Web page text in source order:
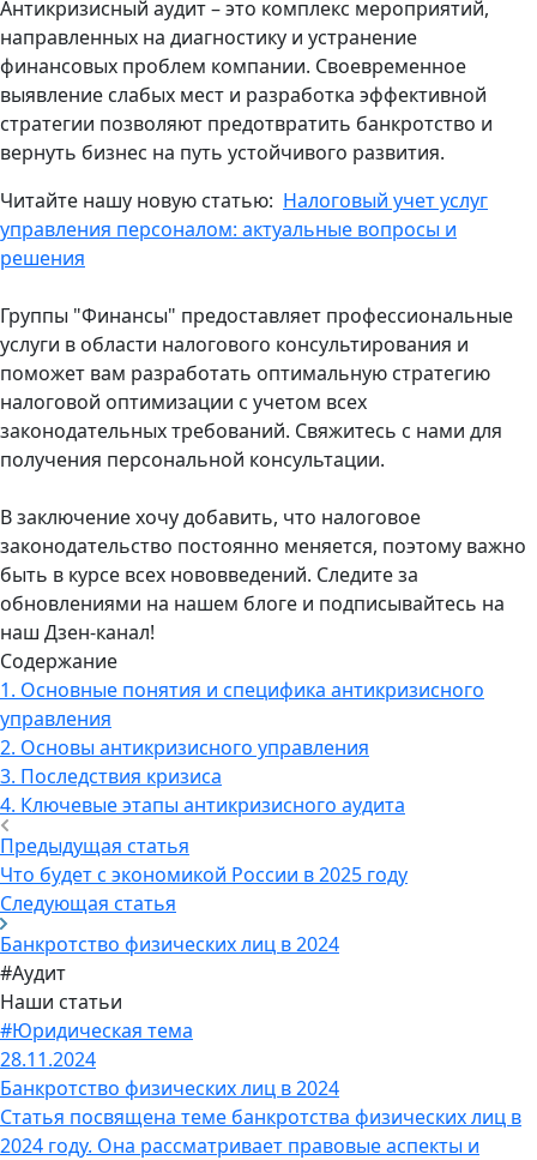
Антикризисный аудит – это комплекс мероприятий,
направленных на диагностику и устранение
финансовых проблем компании. Своевременное
выявление слабых мест и разработка эффективной
стратегии позволяют предотвратить банкротство и
вернуть бизнес на путь устойчивого развития.
Читайте нашу новую статью: Налоговый учет услуг
управления персоналом: актуальные вопросы и
решения
Группы "Финансы" предоставляет профессиональные
услуги в области налогового консультирования и
поможет вам разработать оптимальную стратегию
налоговой оптимизации с учетом всех
законодательных требований. Свяжитесь с нами для
получения персональной консультации.
В заключение хочу добавить, что налоговое
законодательство постоянно меняется, поэтому важно
быть в курсе всех нововведений. Следите за
обновлениями на нашем блоге и подписывайтесь на
наш Дзен-канал!
Содержание
1. Основные понятия и специфика антикризисного
управления
2. Основы антикризисного управления
3. Последствия кризиса
4. Ключевые этапы антикризисного аудита
Предыдущая статья
Что будет с экономикой России в 2025 году
Следующая статья
Банкротство физических лиц в 2024
#Аудит
Наши статьи
#Юридическая тема
28.11.2024
Банкротство физических лиц в 2024
Статья посвящена теме банкротства физических лиц в
2024 году. Она рассматривает правовые аспекты и